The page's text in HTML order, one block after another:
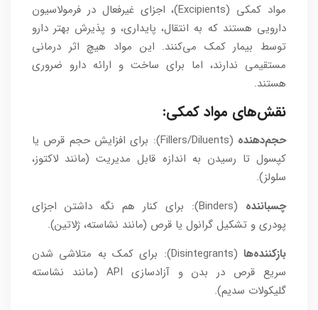
مواد کمکی (Excipients)، اجزای غیرفعال در فرمولاسیون
دارویی هستند که به انتقال، پایداری، و پذیرش بهتر دارو
توسط بیمار کمک می‌کنند. این مواد هیچ اثر درمانی
مستقیمی ندارند، اما برای ساخت و ارائه دارو ضروری
هستند.
نقش‌های مواد کمکی:
حجم‌دهنده
(Fillers/Diluents): برای افزایش حجم قرص یا
کپسول تا رسیدن به اندازه قابل مدیریت (مانند لاکتوز،
سلولز).
چسباننده
(Binders): برای کنار هم نگه داشتن اجزای
پودری و تشکیل گرانول یا قرص (مانند نشاسته، ژلاتین).
بازکننده‌ها
(Disintegrants): برای کمک به متلاشی شدن
سریع قرص در بدن و آزادسازی API (مانند نشاسته
گلیکولات سدیم).